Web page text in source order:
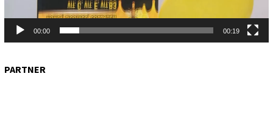
00:00 00:19
PARTNER